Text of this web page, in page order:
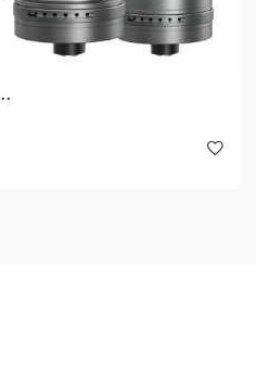
und Geschmack ab. Das
und der Neeko wird
Versprechen.
Airflow